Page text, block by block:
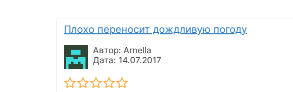
Плохо переносит дождливую погоду
Автор: Arnella
Дата: 14.07.2017